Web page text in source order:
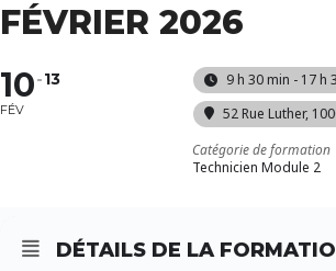
FÉVRIER 2026
10
FÉV
13 9 h 30 min - 17 h
52 Rue Luther,
Catégorie de formation
Technicien Module 2
DÉTAILS DE LA